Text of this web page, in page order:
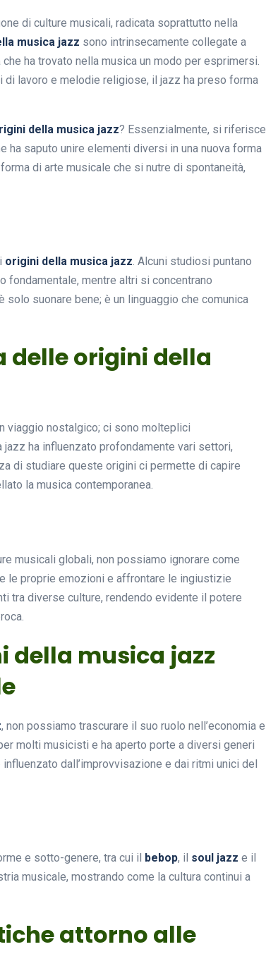
di culture musicali, radicata soprattutto nella
musica jazz sono intrinsecamente collegate a
ha trovato nella musica un modo per esprimersi.
di lavoro e melodie religiose, il jazz ha preso forma
della musica jazz? Essenzialmente, si riferisce
saputo unire elementi diversi in una nuova forma
di arte musicale che si nutre di spontaneità,
origini della musica jazz . Alcuni studiosi puntano
fondamentale, mentre altri si concentrano
suonare bene; è un linguaggio che comunica
delle origini della
viaggio nostalgico; ci sono molteplici
jazz ha influenzato profondamente vari settori,
di studiare queste origini ci permette di capire
la musica contemporanea.
musicali globali, non possiamo ignorare come
le proprie emozioni e affrontare le ingiustizie
tra diverse culture, rendendo evidente il potere
della musica jazz
, non possiamo trascurare il suo ruolo nell’economia e
molti musicisti e ha aperto porte a diversi generi
dall’improvvisazione e dai ritmi unici del
e sotto-genere, tra cui il bebop, il soul jazz e il
musicale, mostrando come la cultura continui a
attorno alle